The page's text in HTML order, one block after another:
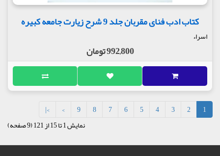
کتاب ادب فنای مقربان جلد 9 شرح زیارت جامعه کبیره
اسراء
992,800 تومان
1
2
3
4
5
6
7
8
9
>
>|
نمایش 1 تا 15 از 121 (9 صفحه)